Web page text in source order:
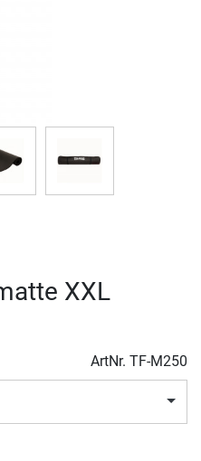
XXL
ArtNr. TF-M250